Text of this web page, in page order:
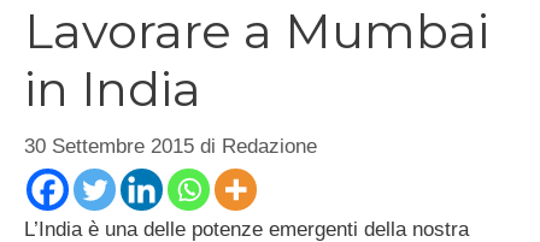
Lavorare a Mumbai
in India
30 Settembre 2015 di Redazione
L’India è una delle potenze emergenti della nostra